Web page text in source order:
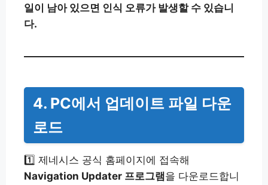
일이 남아 있으면 인식 오류가 발생할 수 있습니
다.
4. PC에서 업데이트 파일 다운
로드
1️⃣ 제네시스 공식 홈페이지에 접속해
Navigation Updater 프로그램을 다운로드합니